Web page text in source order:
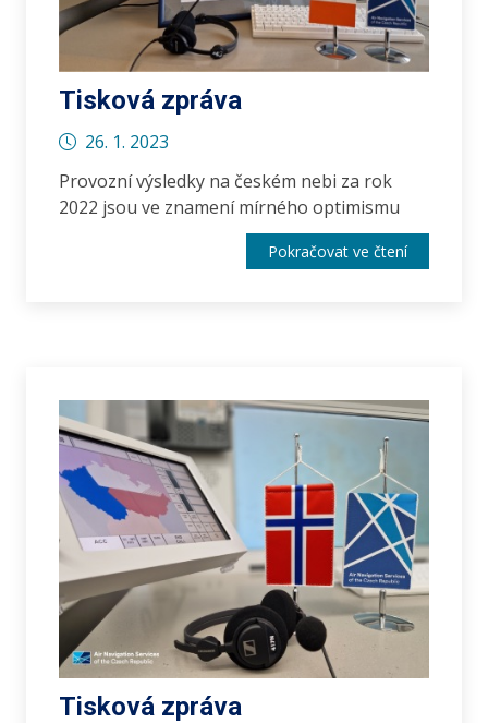
Tisková zpráva
26. 1. 2023
Provozní výsledky na českém nebi za rok
2022 jsou ve znamení mírného optimismu
Pokračovat ve čtení
Tisková zpráva